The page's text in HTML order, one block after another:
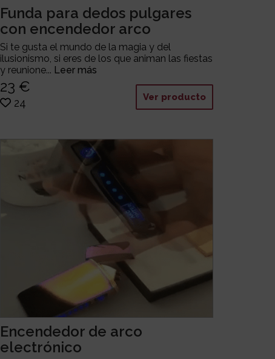
Funda para dedos pulgares
con encendedor arco
Si te gusta el mundo de la magia y del
ilusionismo, si eres de los que animan las fiestas
y reunione... Leer más
23 €
24 Ver producto
Encendedor de arco
electrónico